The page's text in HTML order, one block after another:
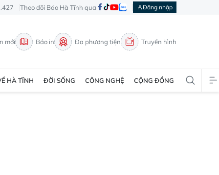
Theo dõi Báo Hà Tĩnh qua Đăng nhập
mới Báo in Đa phương tiện Truyền hình
HÀ TĨNH ĐỜI SỐNG CÔNG NGHỆ CỘNG ĐỒNG